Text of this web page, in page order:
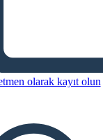
olarak kayıt olun